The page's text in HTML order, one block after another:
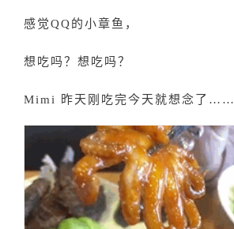
感觉QQ的小章鱼，
想吃吗？想吃吗？
Mimi 昨天刚吃完今天就想念了……